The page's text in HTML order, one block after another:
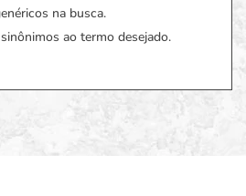
na busca.
ao termo desejado.